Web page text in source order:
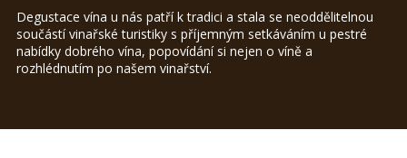
Degustace vína u nás patří k tradici a stala se neoddělitelnou
součástí vinařské turistiky s příjemným setkáváním u pestré
nabídky dobrého vína, popovídání si nejen o víně a
rozhlédnutím po našem vinařství.